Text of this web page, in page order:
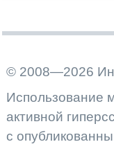
© 2008—2026
Использование
активной
с